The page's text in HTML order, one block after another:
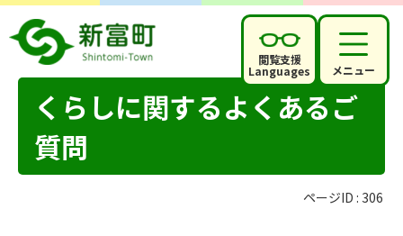
閲覧支援
Languages メニュー
くらしに関するよくあるご
質問
ページID : 306